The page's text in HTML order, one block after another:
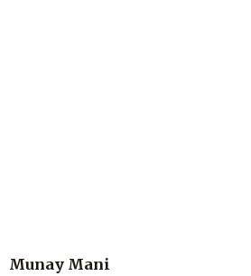
Munay Mani